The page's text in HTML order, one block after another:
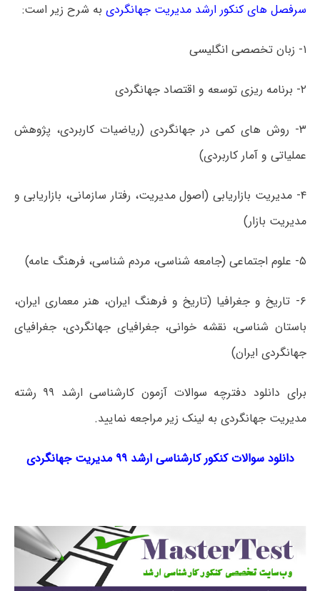
سرفصل های کنکور ارشد مدیریت جهانگردی به شرح زیر است:
۱- زبان تخصصی انگلیسی
۲- برنامه ­ریزی توسعه و اقتصاد جهانگردی
۳- روش ­های کمی در جهانگردی (ریاضیات کاربردی، پژوهش
عملیاتی و آمار کاربردی)
۴- مدیریت بازاریابی (اصول مدیریت، رفتار سازمانی، بازاریابی و
مدیریت بازار)
۵- علوم اجتماعی (جامعه شناسی، مردم شناسی، فرهنگ عامه)
۶- تاریخ و جغرافیا (تاریخ و فرهنگ ایران، هنر معماری ایران،
باستان شناسی، نقشه خوانی، جغرافیای جهانگردی، جغرافیای
جهانگردی ایران)
برای دانلود دفترچه سوالات آزمون کارشناسی ارشد ۹۹ رشته
مدیریت جهانگردی به لینک زیر مراجعه نمایید.
دانلود سوالات کنکور کارشناسی ارشد ۹۹ مدیریت جهانگردی